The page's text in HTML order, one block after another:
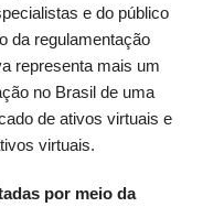
e do público
da regulamentação
representa mais um
no Brasil de uma
de ativos virtuais e
virtuais.
por meio da